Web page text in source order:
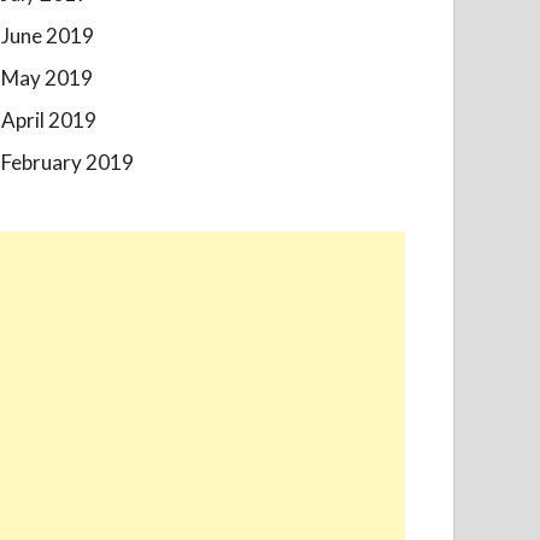
June 2019
May 2019
April 2019
February 2019